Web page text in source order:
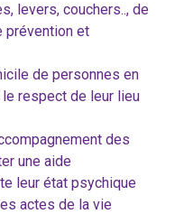
levers, couchers.., de
prévention et
de personnes en
respect de leur lieu
des
une aide
leur état psychique
actes de la vie